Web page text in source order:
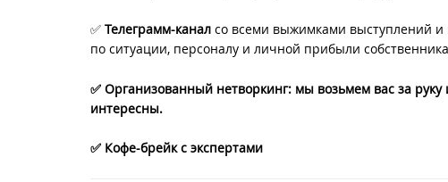
✅ Телеграмм-канал со всеми выжимками выступлений и
по ситуации, персоналу и личной прибыли
✅ Организованный нетворкинг: мы возьмем вас за
интересны.
✅ Кофе-брейк с экспертами